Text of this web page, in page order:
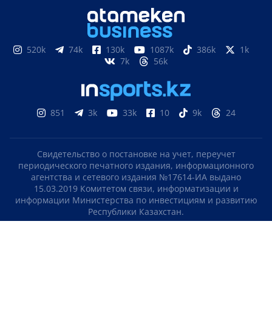
520k 74k 130k 1087k 386k
1k
7k
56k
851 3k 33k 10 9k 24
Свидетельство о постановке на учет, переучет
периодического печатного издания, информационного
агентства и сетевого издания №17614-ИА выдано
15.03.2019 Комитетом связи, информатизации и
информации Министерства по инвестициям и развитию
Республики Казахстан.